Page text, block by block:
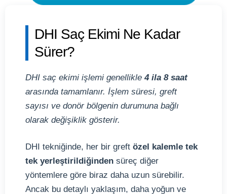
DHI Saç Ekimi Ne Kadar
Sürer?
DHI saç ekimi işlemi genellikle4 ila 8 saat
arasında tamamlanır. İşlem süresi, greft
sayısı ve donör bölgenin durumuna bağlı
olarak değişiklik gösterir.
DHI tekniğinde, her bir greft özel kalemle tek
tek yerleştirildiğinden süreç diğer
yöntemlere göre biraz daha uzun sürebilir.
Ancak bu detaylı yaklaşım, daha yoğun ve